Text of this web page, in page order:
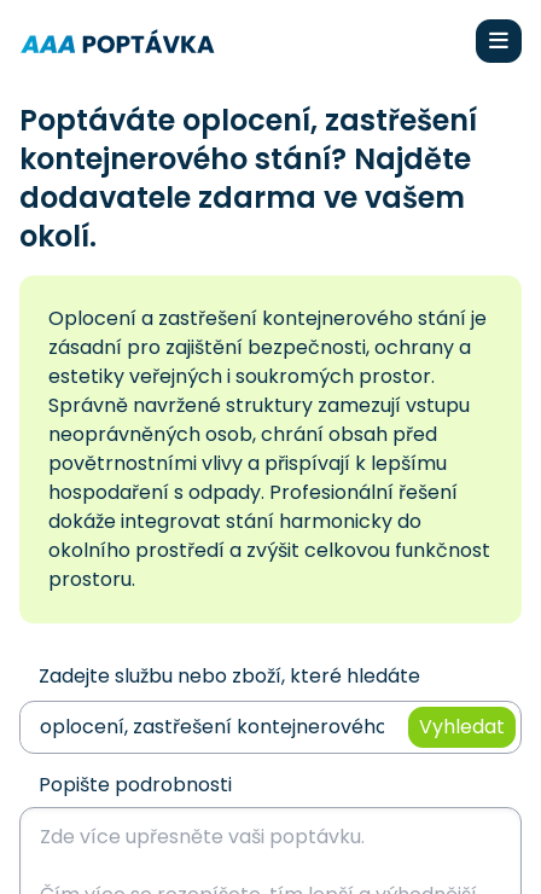
Poptáváte oplocení, zastřešení
kontejnerového stání? Najděte
dodavatele zdarma ve vašem
okolí.
Oplocení a zastřešení kontejnerového stání je
zásadní pro zajištění bezpečnosti, ochrany a
estetiky veřejných i soukromých prostor.
Správně navržené struktury zamezují vstupu
neoprávněných osob, chrání obsah před
povětrnostními vlivy a přispívají k lepšímu
hospodaření s odpady. Profesionální řešení
dokáže integrovat stání harmonicky do
okolního prostředí a zvýšit celkovou funkčnost
prostoru.
Zadejte službu nebo zboží, které hledáte
Vyhledat
Popište podrobnosti